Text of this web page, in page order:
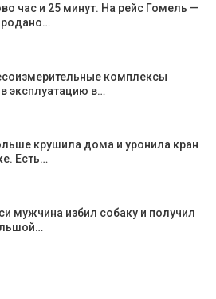
час и 25 минут. На рейс Гомель —
комплексы
эксплуатацию в…
крушила дома и уронила кран
Есть…
мужчина избил собаку и получил